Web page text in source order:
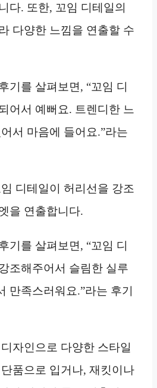
다. 또한, 꼬임 디테일의
다양한 느낌을 연출할 수
기를 살펴보면, “꼬임 디
어서 예뻐요. 트렌디한 느
서 마음에 들어요.”라는
디테일이 허리선을 강조
을 연출합니다.
기를 살펴보면, “꼬임 디
조해주어서 슬림한 실루
만족스러워요.”라는 후기
자인으로 다양한 스타일
품으로 입거나, 재킷이나